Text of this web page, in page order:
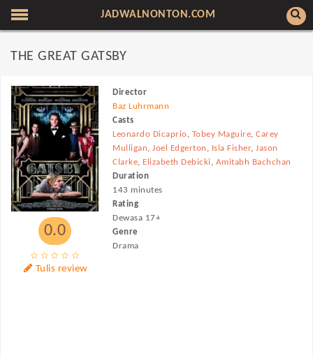
JADWALNONTON.COM
THE GREAT GATSBY
0.0
Tulis review
Director
Baz Luhrmann
Casts
Leonardo Dicaprio, Tobey Maguire,Carey
Mulligan,Joel Edgerton , Isla Fisher,Jason
Clarke, Elizabeth Debicki, Amitabh Bachchan
Duration
143 minutes
Rating
Dewasa 17+
Genre
Drama